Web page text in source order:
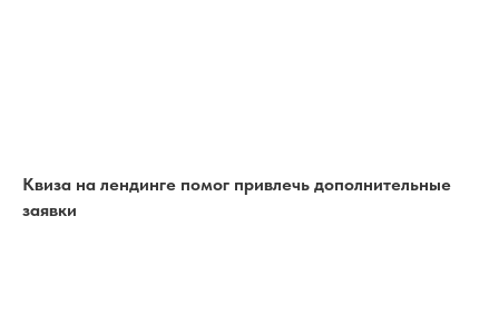
Квиза на лендинге помог привлечь дополнительные
заявки